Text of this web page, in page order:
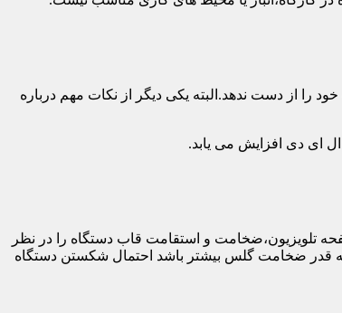
را از دست ندهد.البته یکی دیگر از نکات مهم درباره
ای دی افزایش می یابد.
صفحه تلویزیون،ضخامت و استقامت قاب دستگاه را در نظر
چه قدر ضخامت گلس بیشتر باشد احتمال شکستن دستگاه